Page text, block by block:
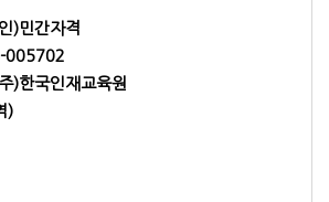
)민간자격
005702
)한국인재교육원
)